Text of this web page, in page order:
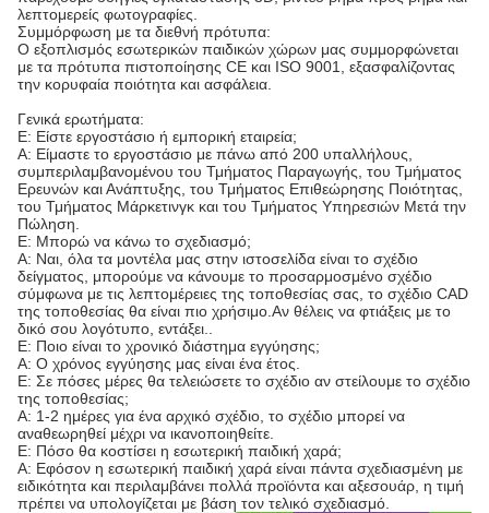
λεπτομερείς φωτογραφίες.
Συμμόρφωση με τα διεθνή πρότυπα:
Ο εξοπλισμός εσωτερικών παιδικών χώρων μας συμμορφώνεται
με τα πρότυπα πιστοποίησης CE και ISO 9001, εξασφαλίζοντας
την κορυφαία ποιότητα και ασφάλεια.
Γενικά ερωτήματα:
Ε: Είστε εργοστάσιο ή εμπορική εταιρεία;
Α: Είμαστε το εργοστάσιο με πάνω από 200 υπαλλήλους,
συμπεριλαμβανομένου του Τμήματος Παραγωγής, του Τμήματος
Ερευνών και Ανάπτυξης, του Τμήματος Επιθεώρησης Ποιότητας,
του Τμήματος Μάρκετινγκ και του Τμήματος Υπηρεσιών Μετά την
Πώληση.
Ε: Μπορώ να κάνω το σχεδιασμό;
Α: Ναι, όλα τα μοντέλα μας στην ιστοσελίδα είναι το σχέδιο
δείγματος, μπορούμε να κάνουμε το προσαρμοσμένο σχέδιο
σύμφωνα με τις λεπτομέρειες της τοποθεσίας σας, το σχέδιο CAD
της τοποθεσίας θα είναι πιο χρήσιμο.Αν θέλεις να φτιάξεις με το
δικό σου λογότυπο, εντάξει..
Ε: Ποιο είναι το χρονικό διάστημα εγγύησης;
Α: Ο χρόνος εγγύησης μας είναι ένα έτος.
Ε: Σε πόσες μέρες θα τελειώσετε το σχέδιο αν στείλουμε το σχέδιο
της τοποθεσίας;
Α: 1-2 ημέρες για ένα αρχικό σχέδιο, το σχέδιο μπορεί να
αναθεωρηθεί μέχρι να ικανοποιηθείτε.
Ε: Πόσο θα κοστίσει η εσωτερική παιδική χαρά;
Α: Εφόσον η εσωτερική παιδική χαρά είναι πάντα σχεδιασμένη με
ειδικότητα και περιλαμβάνει πολλά προϊόντα και αξεσουάρ, η τιμή
πρέπει να υπολογίζεται με βάση τον τελικό σχεδιασμό.